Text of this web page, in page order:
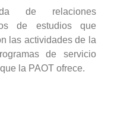
de relaciones
de estudios que
las actividades de la
de servicio
la PAOT ofrece.